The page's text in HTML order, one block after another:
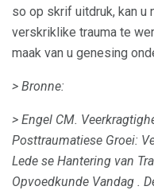
so op skrif uitdruk, kan u
verskriklike trauma te
maak van u genesing
> Bronne:
> Engel CM.
Posttraumatiese Groei:
Lede se Hantering van
Opvoedkunde Vandag .